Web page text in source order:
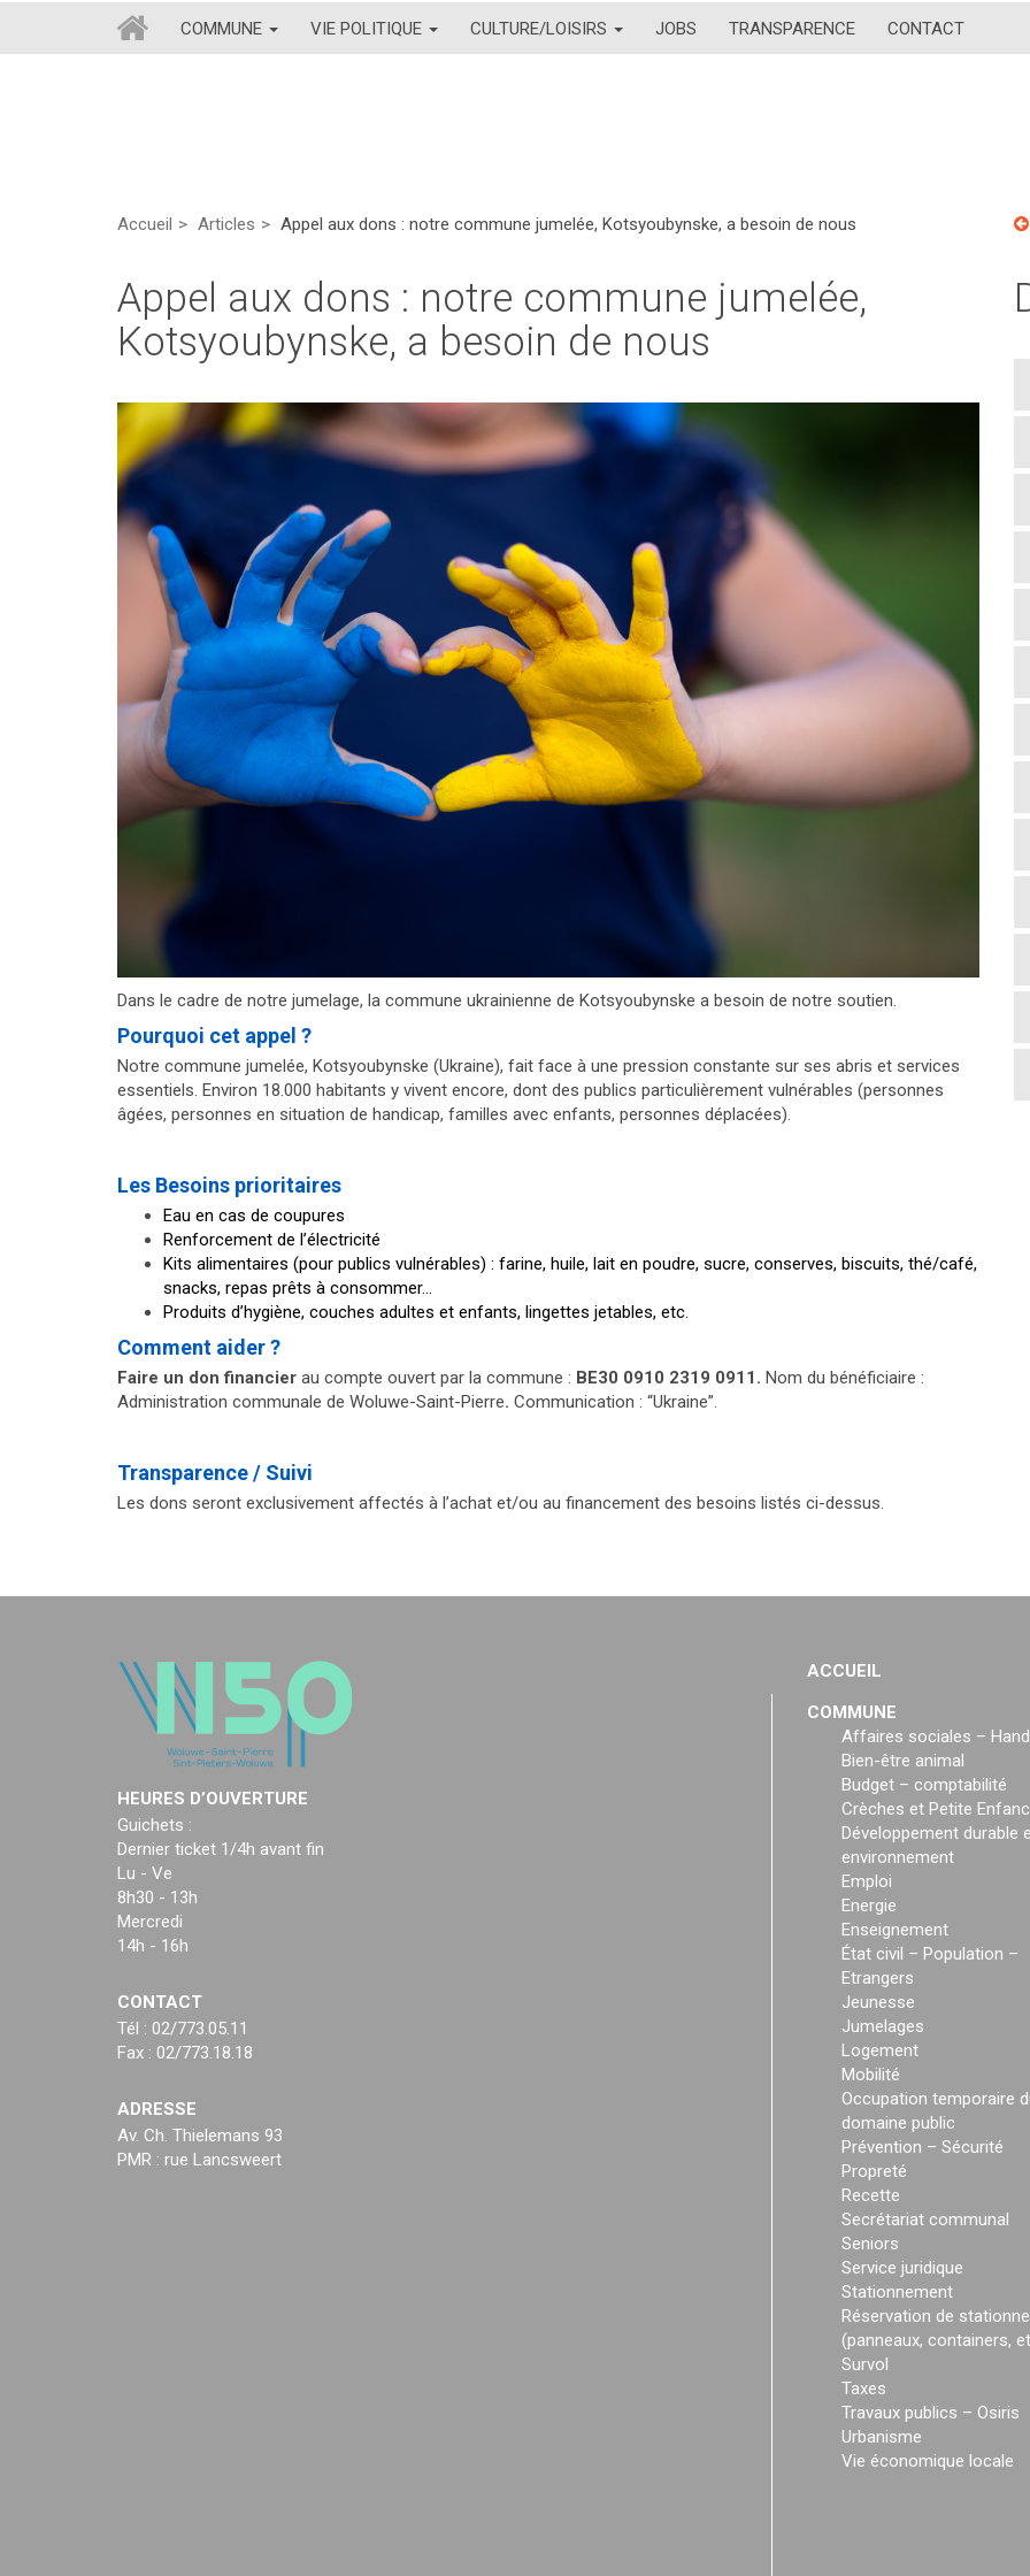
COMMUNE VIE POLITIQUE CULTURE/LOISIRS JOBS TRANSPARENCE CONTACT
Accueil Articles Appel aux dons : notre commune jumelée, Kotsyoubynske, a besoin de nous
Appel aux dons : notre commune jumelée,
Kotsyoubynske, a besoin de nous
Dans le cadre de notre jumelage, la commune ukrainienne de Kotsyoubynske a besoin de notre soutien.
Pourquoi cet appel ?
Notre commune jumelée, Kotsyoubynske (Ukraine), fait face à une pression constante sur ses abris et services
essentiels. Environ 18.000 habitants y vivent encore, dont des publics particulièrement vulnérables (personnes
âgées, personnes en situation de handicap, familles avec enfants, personnes déplacées).
Les Besoins prioritaires
Eau en cas de coupures
Renforcement de l’électricité
Kits alimentaires (pour publics vulnérables) : farine, huile, lait en poudre, sucre, conserves, biscuits, thé/café,
snacks, repas prêts à consommer…
Produits d’hygiène, couches adultes et enfants, lingettes jetables, etc.
Comment aider ?
Faire un don financier au compte ouvert par la commune : BE30 0910 2319 0911. Nom du bénéficiaire :
Administration communale de Woluwe-Saint-Pierre. Communication : “Ukraine”.
Transparence / Suivi
Les dons seront exclusivement affectés à l’achat et/ou au financement des besoins listés ci-dessus.
HEURES D’OUVERTURE
Guichets :
Dernier ticket 1/4h avant fin
Lu - Ve
8h30 - 13h
Mercredi
14h - 16h
CONTACT
Tél : 02/773.05.11
Fax : 02/773.18.18
ADRESSE
Av. Ch. Thielemans 93
PMR : rue Lancsweert
ACCUEIL
COMMUNE
Affaires sociales –
Bien-être animal
Budget – comptabilité
Crèches et Petite
Développement durable
environnement
Emploi
Energie
Enseignement
État civil – Population –
Etrangers
Jeunesse
Jumelages
Logement
Mobilité
Occupation temporaire
domaine public
Prévention – Sécurité
Propreté
Recette
Secrétariat communal
Seniors
Service juridique
Stationnement
Réservation de
(panneaux, containers,
Survol
Taxes
Travaux publics – Osiris
Urbanisme
Vie économique locale